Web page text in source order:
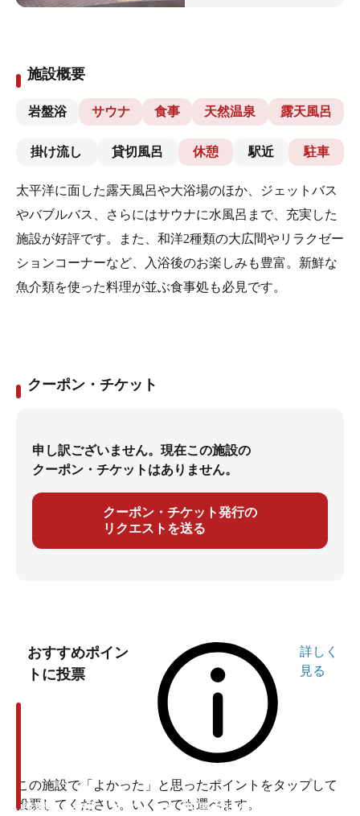
施設概要
岩盤浴 サウナ 食事 天然温泉 露天風呂
掛け流し 貸切風呂 休憩 駅近 駐車
太平洋に面した露天風呂や大浴場のほか、ジェットバス
やバブルバス、さらにはサウナに水風呂まで、充実した
施設が好評です。また、和洋2種類の大広間やリラクゼー
ションコーナーなど、入浴後のお楽しみも豊富。新鮮な
魚介類を使った料理が並ぶ食事処も必見です。
クーポン・チケット
申し訳ございません。現在この施設の
クーポン・チケットはありません。
クーポン・チケット発行の
リクエストを送る
おすすめポイン
トに投票
詳しく
見る
この施設で「よかった」と思ったポイントをタップして
投票してください。いくつでも選べます。
投票ありがとうございます 投票ありがとうございます